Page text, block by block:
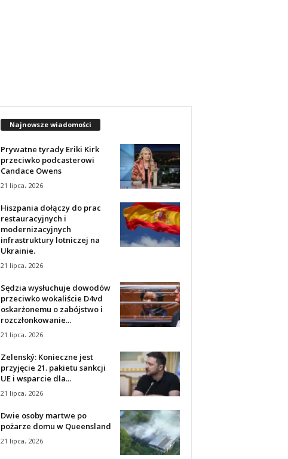
Najnowsze wiadomości
Prywatne tyrady Eriki Kirk
przeciwko podcasterowi
Candace Owens
21 lipca، 2026
Hiszpania dołączy do prac
restauracyjnych i
modernizacyjnych
infrastruktury lotniczej na
Ukrainie.
21 lipca، 2026
Sędzia wysłuchuje dowodów
przeciwko wokaliście D4vd
oskarżonemu o zabójstwo i
rozczłonkowanie...
21 lipca، 2026
Zelenský: Konieczne jest
przyjęcie 21. pakietu sankcji
UE i wsparcie dla...
21 lipca، 2026
Dwie osoby martwe po
pożarze domu w Queensland
21 lipca، 2026